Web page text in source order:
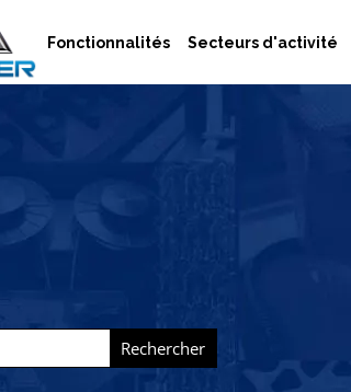
Fonctionnalités Secteurs d'activité
Rechercher